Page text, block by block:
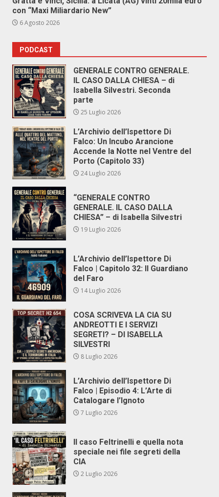
con “Maxi Miliardario New”
6 Agosto 2026
PODCAST
GENERALE CONTRO GENERALE.
IL CASO DALLA CHIESA – di
Isabella Silvestri. Seconda
parte
25 Luglio 2026
L’Archivio dell’Ispettore Di
Falco: Un Incubo Arancione
Accende la Notte nel Ventre del
Porto (Capitolo 33)
24 Luglio 2026
“GENERALE CONTRO
GENERALE. IL CASO DALLA
CHIESA” – di Isabella Silvestri
19 Luglio 2026
L’Archivio dell’Ispettore Di
Falco | Capitolo 32: Il Guardiano
del Faro
14 Luglio 2026
COSA SCRIVEVA LA CIA SU
ANDREOTTI E I SERVIZI
SEGRETI? – DI ISABELLA
SILVESTRI
8 Luglio 2026
L’Archivio dell’Ispettore Di
Falco | Episodio 4: L’Arte di
Catalogare l’Ignoto
7 Luglio 2026
Il caso Feltrinelli e quella nota
speciale nei file segreti della
CIA
2 Luglio 2026